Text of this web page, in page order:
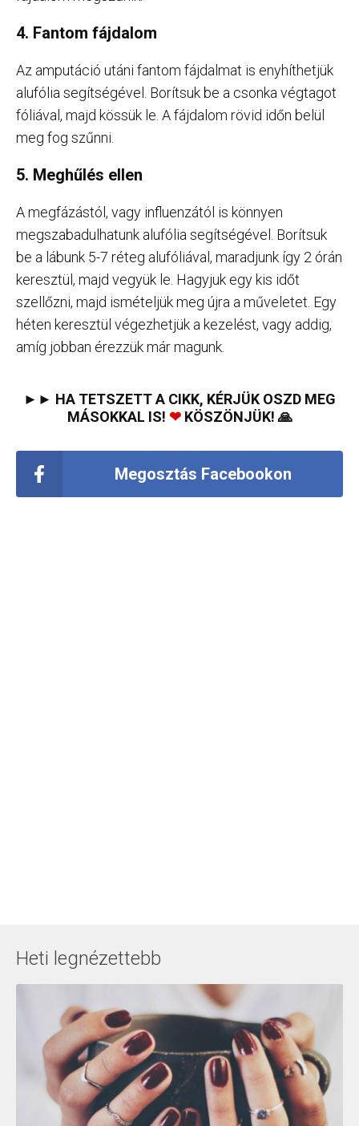
4. Fantom fájdalom
Az amputáció utáni fantom fájdalmat is enyhíthetjük
alufólia segítségével. Borítsuk be a csonka végtagot
fóliával, majd kössük le. A fájdalom rövid időn belül
meg fog szűnni.
5. Meghűlés ellen
A megfázástól, vagy influenzától is könnyen
megszabadulhatunk alufólia segítségével. Borítsuk
be a lábunk 5-7 réteg alufóliával, maradjunk így 2 órán
keresztül, majd vegyük le. Hagyjuk egy kis időt
szellőzni, majd ismételjük meg újra a műveletet. Egy
héten keresztül végezhetjük a kezelést, vagy addig,
amíg jobban érezzük már magunk.
►► HA TETSZETT A CIKK, KÉRJÜK OSZD MEG
MÁSOKKAL IS! ❤KÖSZÖNJÜK! 🙏
Megosztás Facebookon
Heti legnézettebb